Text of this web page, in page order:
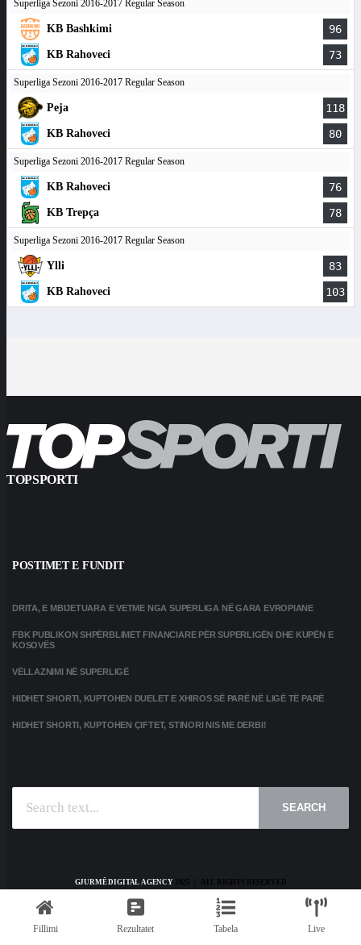
Superliga Sezoni 2016-2017 Regular Season
KB Bashkimi 96
KB Rahoveci 73
Superliga Sezoni 2016-2017 Regular Season
Peja 118
KB Rahoveci 80
Superliga Sezoni 2016-2017 Regular Season
KB Rahoveci 76
KB Trepça 78
Superliga Sezoni 2016-2017 Regular Season
Ylli 83
KB Rahoveci 103
TOPSPORTI
POSTIMET E FUNDIT
DRITA, E MBIJETUARA E VETME NGA SUPERLIGA NË GARA EVROPIANE
FBK PUBLIKON SHPËRBLIMET FINANCIARE PËR SUPERLIGËN DHE KUPËN E
KOSOVËS
VËLLAZNIMI NË SUPERLIGË
HIDHET SHORTI, KUPTOHEN DUELET E XHIROS SË PARË NË LIGË TË PARË
HIDHET SHORTI, KUPTOHEN ÇIFTET, STINORI NIS ME DERBI!
SEARCH
GJURMË DIGITAL AGENCY2025 | ALL RIGHTS RESERVED
TERMS AND CONDITIONS
Fillimi Rezultatet Tabela Live